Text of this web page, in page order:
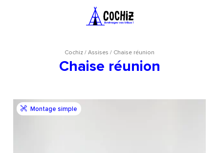
Cochiz/Assises / Chaise réunion
Chaise réunion
Montage simple